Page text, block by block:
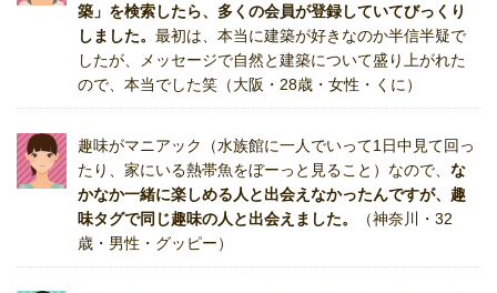
築」を検索したら、多くの会員が登録していてびっくり
しました。 最初は、本当に建築が好きなのか半信半疑で
したが、メッセージで自然と建築について盛り上がれた
ので、本当でした笑（大阪・28歳・女性・くに）
趣味がマニアック（水族館に一人でいって1日中見て回っ
たり、家にいる熱帯魚をぼーっと見ること）なので、 な
かなか一緒に楽しめる人と出会えなかったんですが、趣
味タグで同じ趣味の人と出会えました。
（神奈川・32
歳・男性・グッピー）